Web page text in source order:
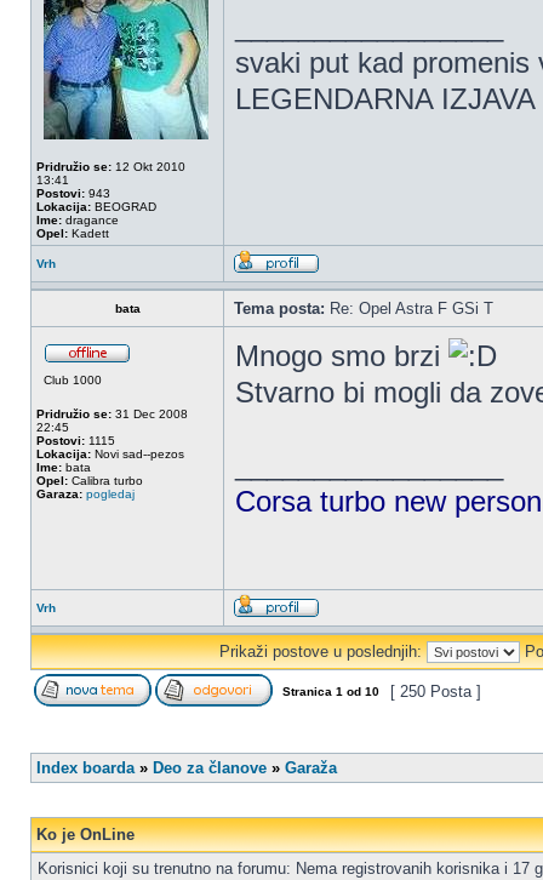
Pridružio se: 12 Okt 2010
13:41
Postovi: 943
Lokacija: BEOGRAD
Ime: dragance
Opel: Kadett
svaki put kad promenis
LEGENDARNA
Vrh
bata Tema posta: Re: Opel Astra F GSi T
Club 1000
Pridružio se: 31 Dec 2008
22:45
Postovi: 1115
Lokacija: Novi sad--pezos
Ime: bata
Opel: Calibra turbo
Garaza: pogledaj
Mnogo smo brzi
Stvarno bi mogli da
Corsa turbo new
Vrh
Prikaži postove u poslednjih:
Stranica 1 od 10 [ 250 Posta ]
Index boarda» Deo za članove » Garaža
Ko je OnLine
Korisnici koji su trenutno na forumu: Nema registrovanih korisnika i 17